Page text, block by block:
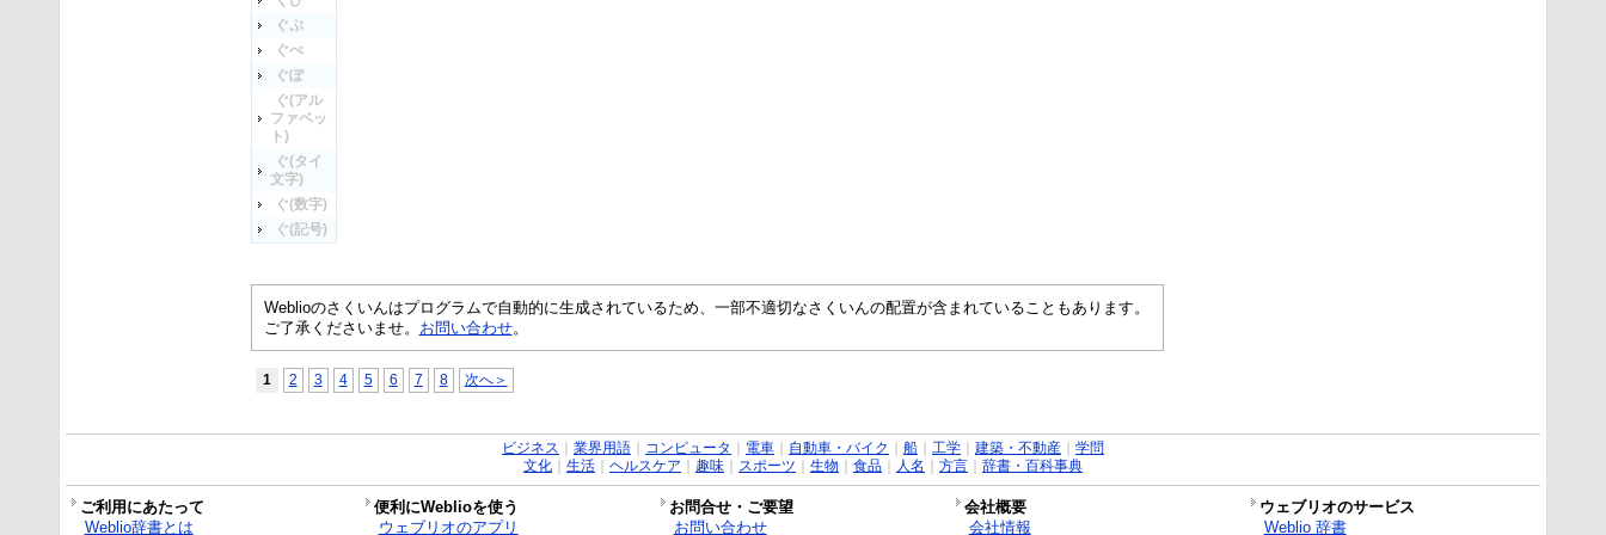
ぐぷ
ぐぺ
ぐぽ
ぐ(アル
ファベッ
ト)
ぐ(タイ
文字)
ぐ(数字)
ぐ(記号)
Weblioのさくいんはプログラムで自動的に生成されているため、一部不適切なさくいんの配置が含まれていることもあります。
ご了承くださいませ。 お問い合わせ。
1 2 3 4 5 6 7 8 次へ＞
ビジネス 業界用語｜ コンピュータ 電車｜ 自動車・バイク 船｜ 工学｜ 建築・不動産｜ 学問
文化｜ 生活｜ ヘルスケア 趣味｜ スポーツ 生物 食品｜ 人名 方言｜ 辞書・百科事典
ご利用にあたって 便利にWeblioを使う お問合せ・ご要望 会社概要
ウェブリオのサービス
Weblio辞書とは
ウェブリオのアプリ お問い合わせ 会社情報 Weblio 辞書